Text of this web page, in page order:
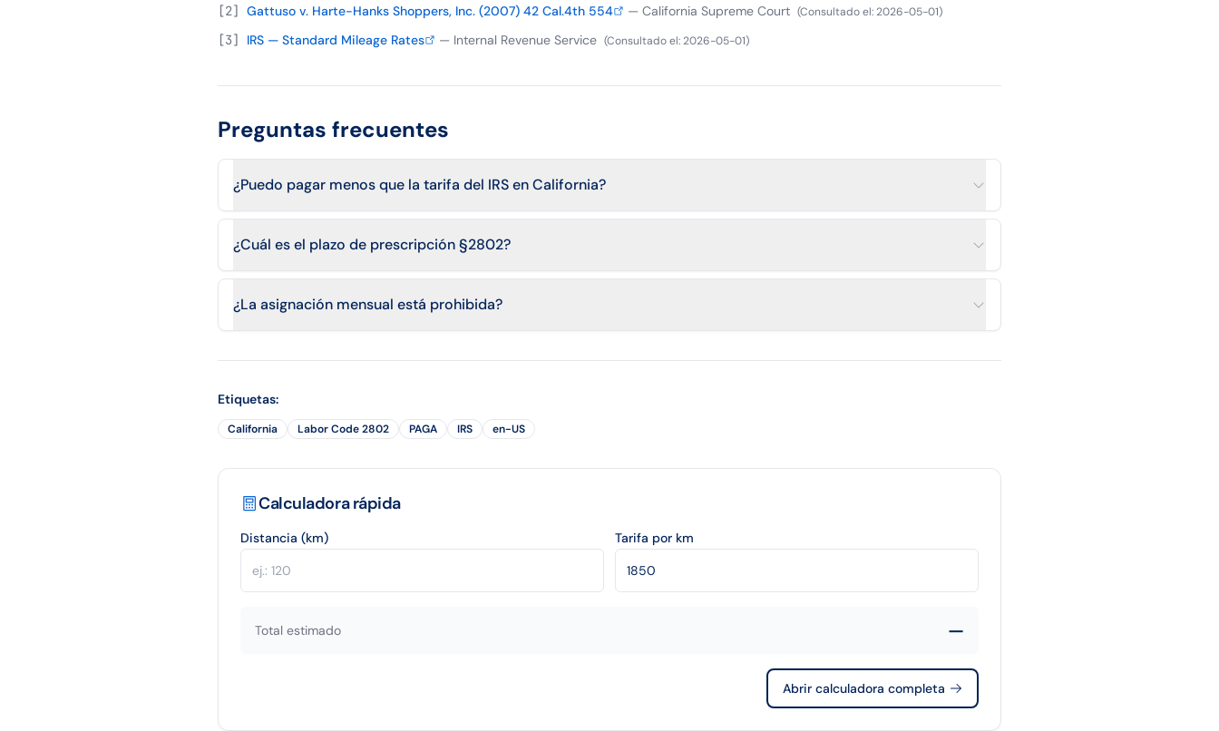
[2] Gattuso v. Harte-Hanks Shoppers, Inc. (2007) 42 Cal.4th 554 — California Supreme Court (Consultado el:2026-05-01)
[3] IRS — Standard Mileage Rates — Internal Revenue Service (Consultado el:2026-05-01)
Preguntas frecuentes
¿Puedo pagar menos que la tarifa del IRS en California?
¿Cuál es el plazo de prescripción §2802?
¿La asignación mensual está prohibida?
Etiquetas:
California Labor Code 2802 PAGA IRS en-US
Calculadora rápida
Distancia (km) Tarifa por km
Total estimado —
Abrir calculadora completa